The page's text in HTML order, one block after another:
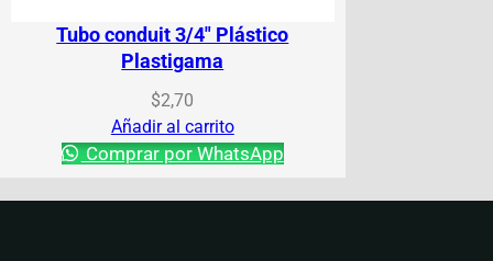
Tubo conduit 3/4″ Plástico
Plastigama
$2,70
Añadir al carrito
Comprar por WhatsApp